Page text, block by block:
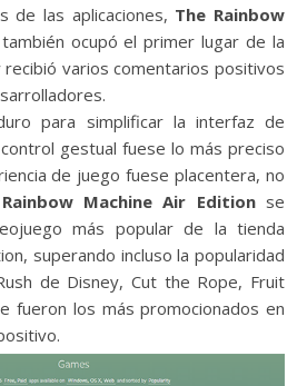
de las aplicaciones, The Rainbow
ocupó el primer lugar de la
varios comentarios positivos
para simplificar la interfaz de
gestual fuese lo más preciso
de juego fuese placentera, no
Machine Air Editionse
más popular de la tienda
superando incluso la popularidad
de Disney, Cut the Rope, Fruit
fueron los más promocionados en